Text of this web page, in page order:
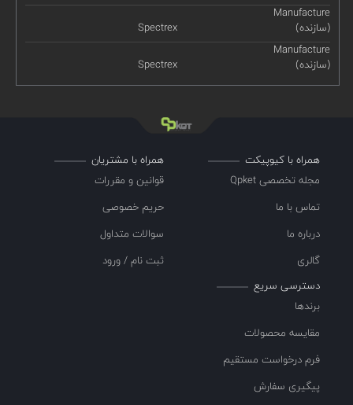
Manufacture
(سازنده)
Spectrex
Manufacture
(سازنده)
Spectrex
همراه با کیوپیکت
مجله تخصصی Qpket
تماس با ما
درباره ما
گالری
همراه با مشتریان
قوانین و مقررات
حریم خصوصی
سوالات متداول
ثبت نام / ورود
دسترسی سریع
برندها
مقایسه محصولات
فرم درخواست مستقیم
پیگیری سفارش